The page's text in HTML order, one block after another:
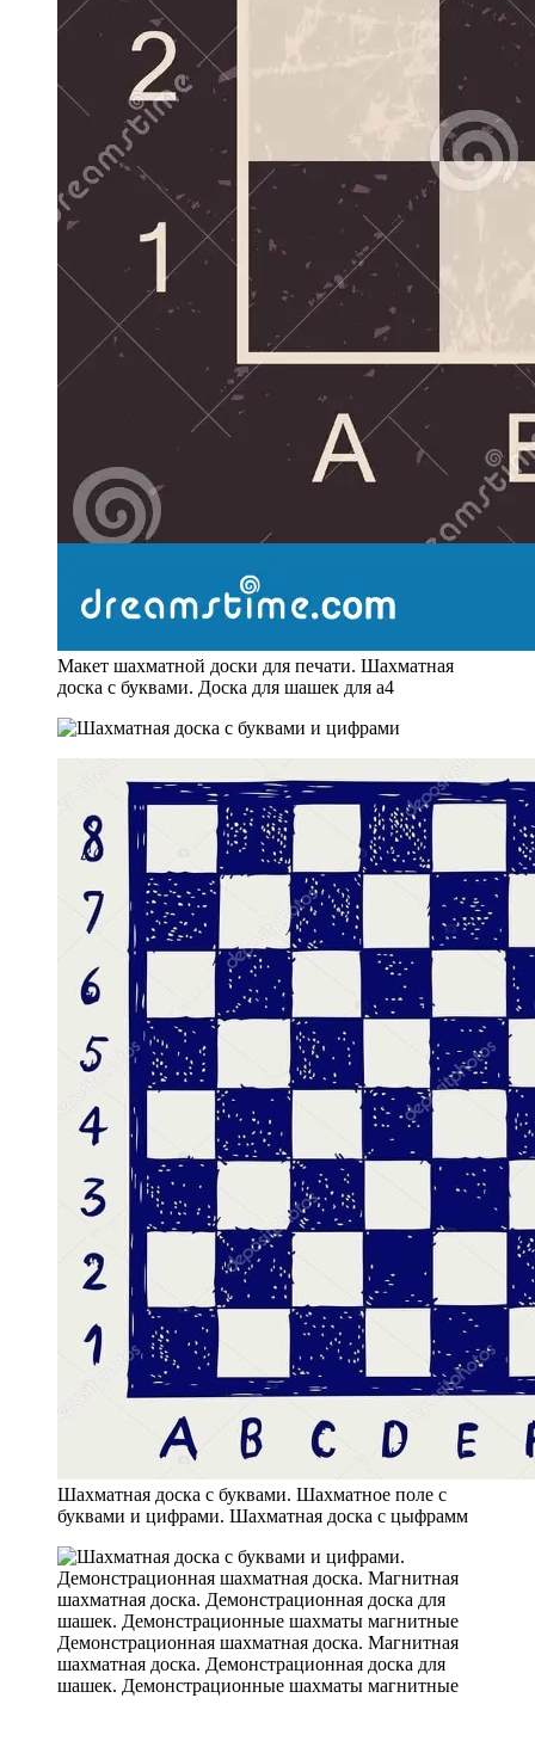
Макет шахматной доски для печати. Шахматная
доска с буквами. Доска для шашек для а4
Шахматная доска с буквами. Шахматное поле с
буквами и цифрами. Шахматная доска с цыфрамм
Демонстрационная шахматная доска. Магнитная
шахматная доска. Демонстрационная доска для
шашек. Демонстрационные шахматы магнитные